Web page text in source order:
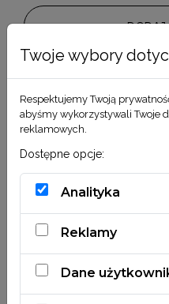
DODAJ
Twoje wybory
Respektujemy Twoją
abyśmy wykorzystywali Twoje
reklamowych.
Dostępne opcje:
Analityka
Reklamy
Dane